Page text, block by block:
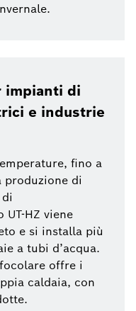
impianti di
e industrie
fino a
produzione di
HZ viene
e si installa più
a tubi d’acqua.
offre i
caldaia, con